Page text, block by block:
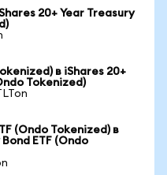
20+ Year Treasury
в iShares 20+
Tokenized)
(Ondo Tokenized) в
ETF (Ondo